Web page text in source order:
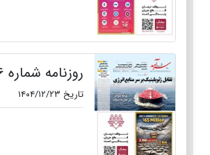
روزنامه شماره ۲۴۴۶
تاریخ ۱۴۰۴/۱۲/۲۳